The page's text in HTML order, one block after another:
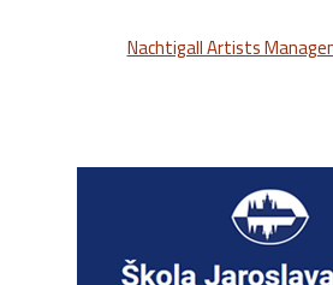
Nachtigall Artists